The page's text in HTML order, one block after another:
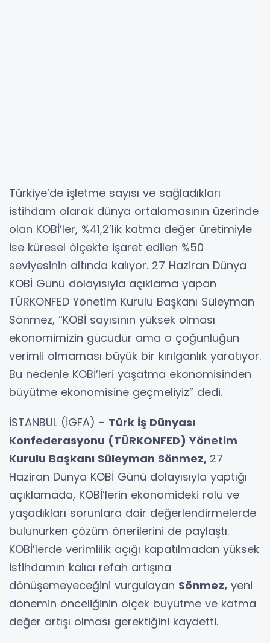
Türkiye’de işletme sayısı ve sağladıkları
istihdam olarak dünya ortalamasının üzerinde
olan KOBİ’ler, %41,2’lik katma değer üretimiyle
ise küresel ölçekte işaret edilen %50
seviyesinin altında kalıyor. 27 Haziran Dünya
KOBİ Günü dolayısıyla açıklama yapan
TÜRKONFED Yönetim Kurulu Başkanı Süleyman
Sönmez, “KOBİ sayısının yüksek olması
ekonomimizin gücüdür ama o çoğunluğun
verimli olmaması büyük bir kırılganlık yaratıyor.
Bu nedenle KOBİ’leri yaşatma ekonomisinden
büyütme ekonomisine geçmeliyiz” dedi.
İSTANBUL (İGFA) - Türk İş Dünyası
Konfederasyonu (TÜRKONFED) Yönetim
Kurulu Başkanı Süleyman Sönmez, 27
Haziran Dünya KOBİ Günü dolayısıyla yaptığı
açıklamada, KOBİ’lerin ekonomideki rolü ve
yaşadıkları sorunlara dair değerlendirmelerde
bulunurken çözüm önerilerini de paylaştı.
KOBİ’lerde verimlilik açığı kapatılmadan yüksek
istihdamın kalıcı refah artışına
dönüşemeyeceğini vurgulayan Sönmez, yeni
dönemin önceliğinin ölçek büyütme ve katma
değer artışı olması gerektiğini kaydetti.